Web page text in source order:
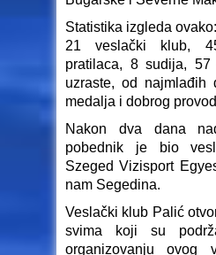
Statistika izgleda ovako:
21 veslački klub,
pratilaca, 8 sudija,
uzraste, od najmlađih
medalja i dobrog
Nakon dva dana
pobednik je bio
Szeged Vizisport
nam Segedina.
Veslački klub Palić
svima koji su
organizovanju ovog